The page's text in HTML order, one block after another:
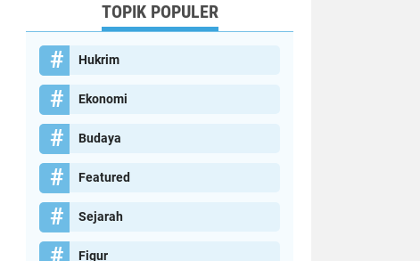
TOPIK POPULER
Hukrim
Ekonomi
Budaya
Featured
Sejarah
Figur